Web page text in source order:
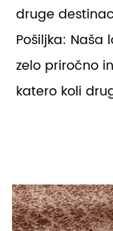
druge
Pošiljka: Naša
zelo priročno
katero koli